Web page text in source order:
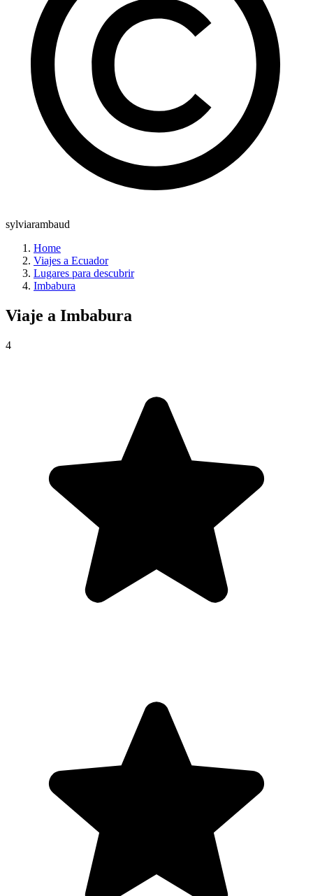
sylviarambaud
Home
Viajes a Ecuador
Lugares para descubrir
Imbabura
Viaje a Imbabura
4